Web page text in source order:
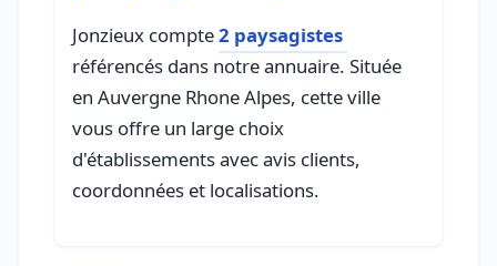
Jonzieux compte2 paysagistes
référencés dans notre annuaire. Située
en Auvergne Rhone Alpes, cette ville
vous offre un large choix
d'établissements avec avis clients,
coordonnées et localisations.